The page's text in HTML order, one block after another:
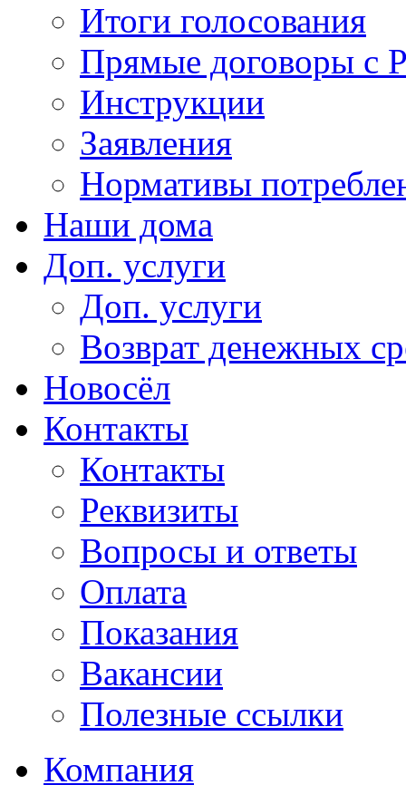
Итоги голосования
Прямые договоры с
Инструкции
Заявления
Нормативы
Наши дома
Доп. услуги
Доп. услуги
Возврат денежных
Новосёл
Контакты
Контакты
Реквизиты
Вопросы и ответы
Оплата
Показания
Вакансии
Полезные ссылки
Компания